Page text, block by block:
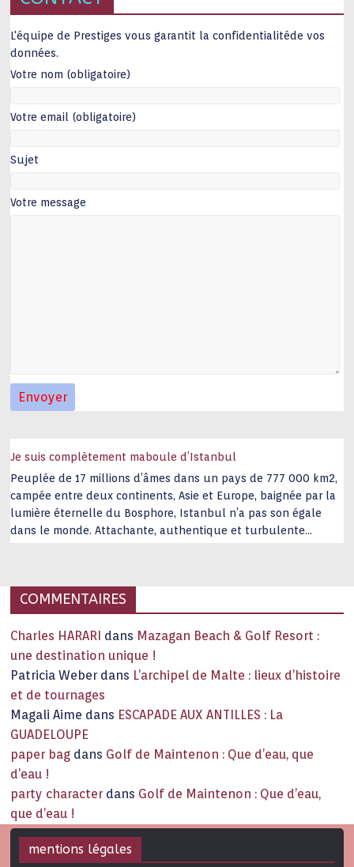
L'équipe de Prestiges vous garantit la confidentialitéde vos
données.
Votre nom (obligatoire)
Votre email (obligatoire)
Sujet
Votre message
Je suis complètement maboule d’Istanbul
Peuplée de 17 millions d’âmes dans un pays de 777 000 km2,
campée entre deux continents, Asie et Europe, baignée par la
lumière éternelle du Bosphore, Istanbul n’a pas son égale
dans le monde. Attachante, authentique et turbulente
COMMENTAIRES
Charles HARARI dans Mazagan Beach & Golf Resort :
une destination unique !
Patricia Weber dans L’archipel de Malte : lieux d’histoire
et de tournages
Magali Aime dans ESCAPADE AUX ANTILLES : La
GUADELOUPE
paper bag dans Golf de Maintenon : Que d’eau, que
d’eau !
party character dans Golf de Maintenon : Que d’eau,
que d’eau !
mentions légales